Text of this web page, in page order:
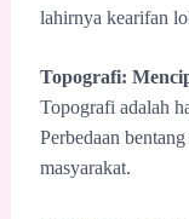
lahirnya kearifan
Topografi:
Topografi adalah
Perbedaan
masyarakat.